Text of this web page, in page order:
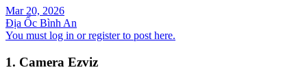
Mar 20, 2026
Địa Ốc Bình An
You must log in or register to post here.
1. Camera Ezviz